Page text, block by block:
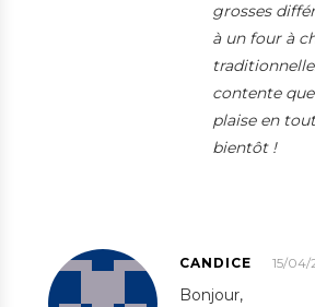
grosses
à un four à
contente
plaise en
bientôt !
CANDICE
15/04/
Bonjour,